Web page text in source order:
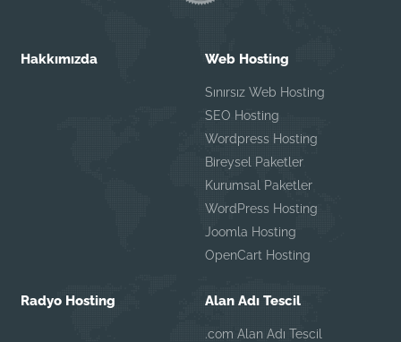
Hakkımızda Web Hosting
Sınırsız Web Hosting
SEO Hosting
Wordpress Hosting
Bireysel Paketler
Kurumsal Paketler
WordPress Hosting
Joomla Hosting
OpenCart Hosting
Radyo Hosting Alan Adı Tescil
.com Alan Adı Tescil